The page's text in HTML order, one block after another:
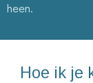
heen.
Hoe ik je